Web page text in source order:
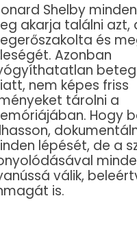
Shelby
akarja találni azt,
és
Azonban
nem képes friss
tárolni a
Hogy
lépését, de a
válik,
is.